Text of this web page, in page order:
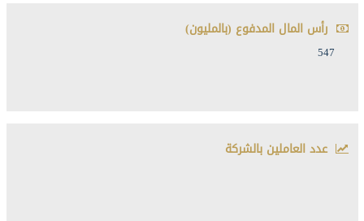
رأس المال المدفوع (بالمليون)
547
عدد العاملين بالشركة